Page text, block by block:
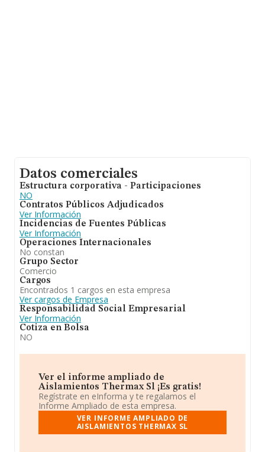
Datos comerciales
Estructura corporativa - Participaciones
NO
Contratos Públicos Adjudicados
Ver Información
Incidencias de Fuentes Públicas
Ver Información
Operaciones Internacionales
No constan
Grupo Sector
Comercio
Cargos
Encontrados 1 cargos en esta empresa
Ver cargos de Empresa
Responsabilidad Social Empresarial
Ver Información
Cotiza en Bolsa
NO
Ver el informe ampliado de
Aislamientos Thermax Sl ¡Es gratis!
Regístrate en eInforma y te regalamos el
Informe Ampliado de esta empresa.
VER INFORME AMPLIADO DE
AISLAMIENTOS THERMAX SL